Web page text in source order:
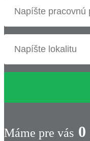
Máme pre vás 0